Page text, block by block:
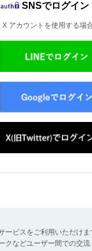
アカウントを使用する場
SNSでログイン
ービスをご利用いただけ
クなどユーザー間での交流